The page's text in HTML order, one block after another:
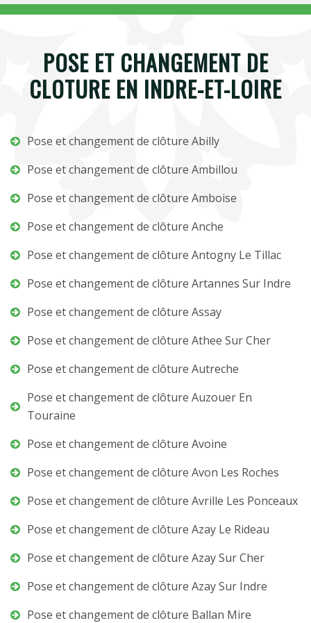
POSE ET CHANGEMENT DE
CLOTURE EN INDRE-ET-LOIRE
Pose et changement de clôture Abilly
Pose et changement de clôture Ambillou
Pose et changement de clôture Amboise
Pose et changement de clôture Anche
Pose et changement de clôture Antogny Le Tillac
Pose et changement de clôture Artannes Sur Indre
Pose et changement de clôture Assay
Pose et changement de clôture Athee Sur Cher
Pose et changement de clôture Autreche
Pose et changement de clôture Auzouer En
Touraine
Pose et changement de clôture Avoine
Pose et changement de clôture Avon Les Roches
Pose et changement de clôture Avrille Les Ponceaux
Pose et changement de clôture Azay Le Rideau
Pose et changement de clôture Azay Sur Cher
Pose et changement de clôture Azay Sur Indre
Pose et changement de clôture Ballan Mire